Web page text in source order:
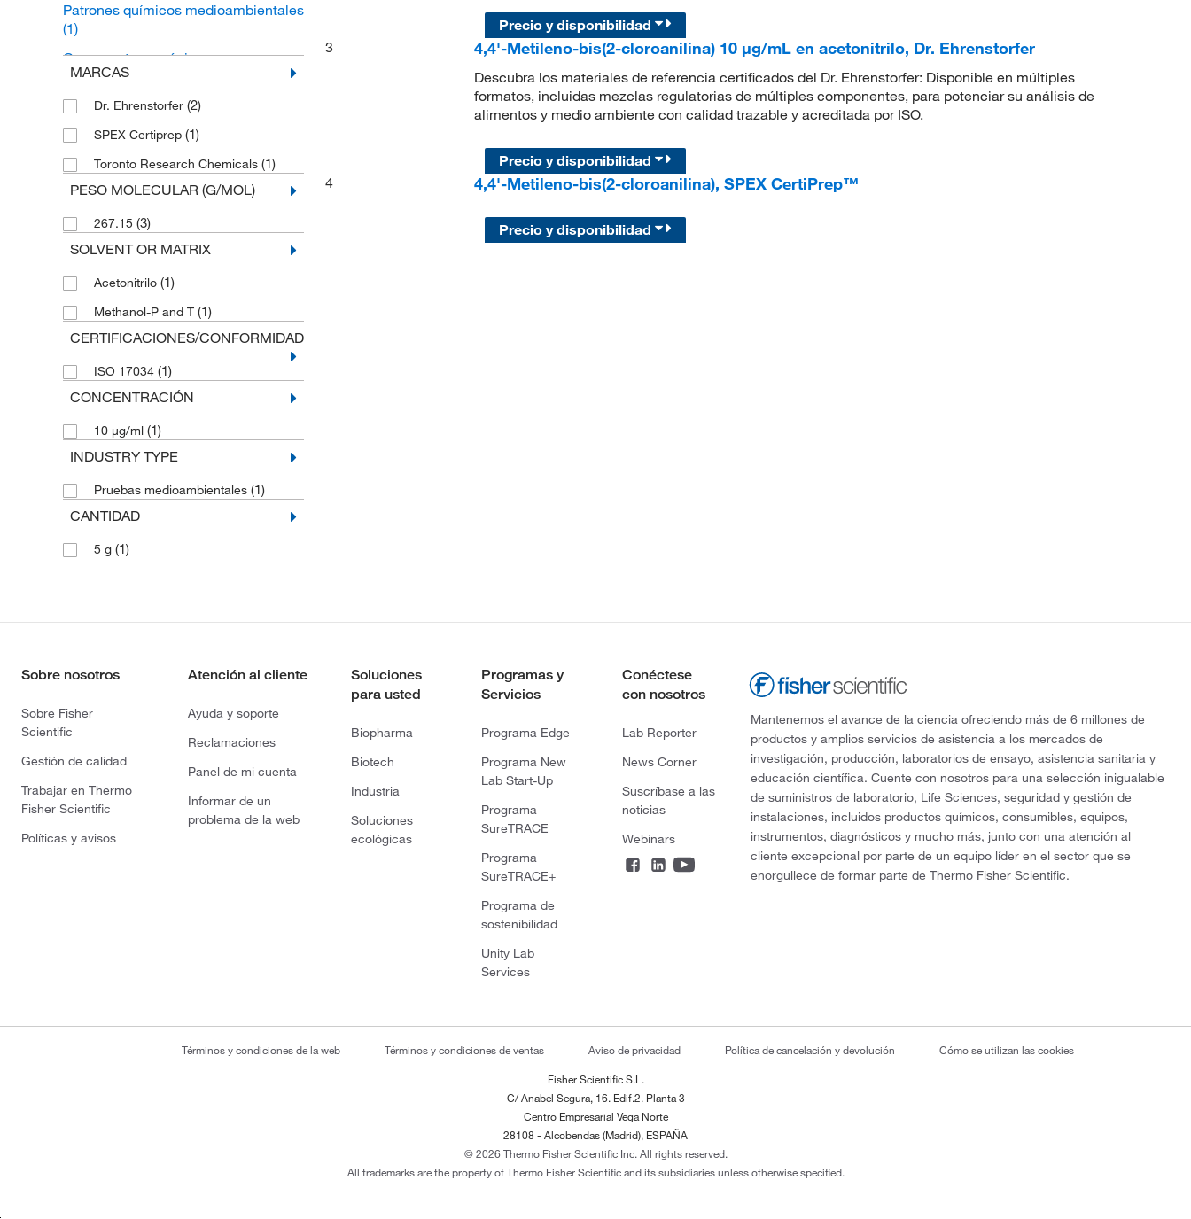
Patrones químicos medioambientales
(1)
Compuestos orgánicos no
clasificados
MARCAS
Dr. Ehrenstorfer (2)
SPEX Certiprep (1)
Toronto Research Chemicals (1)
PESO MOLECULAR (G/MOL)
267.15 (3)
SOLVENT OR MATRIX
Acetonitrilo (1)
Methanol-P and T (1)
CERTIFICACIONES/CONFORMIDAD
ISO 17034 (1)
CONCENTRACIÓN
10 μg/ml (1)
INDUSTRY TYPE
Pruebas medioambientales (1)
CANTIDAD
5 g (1)
Precio y disponibilidad
3
4,4'-Metileno-bis(2-cloroanilina) 10 μg/mL en acetonitrilo, Dr. Ehrenstorfer
Descubra los materiales de referencia certificados del Dr. Ehrenstorfer: Disponible en múltiples
formatos, incluidas mezclas regulatorias de múltiples componentes, para potenciar su análisis de
alimentos y medio ambiente con calidad trazable y acreditada por ISO.
Precio y disponibilidad
4
4,4'-Metileno-bis(2-cloroanilina), SPEX CertiPrep™
Precio y disponibilidad
Sobre nosotros
Sobre Fisher
Scientific
Gestión de calidad
Trabajar en Thermo
Fisher Scientific
Políticas y avisos
Atención al cliente
Ayuda y soporte
Reclamaciones
Panel de mi cuenta
Informar de un
problema de la web
Soluciones
para usted
Biopharma
Biotech
Industria
Soluciones
ecológicas
Programas y
Servicios
Programa Edge
Programa New
Lab Start-Up
Programa
SureTRACE
Programa
SureTRACE+
Programa de
sostenibilidad
Unity Lab
Services
Conéctese
con nosotros
Lab Reporter
News Corner
Suscríbase a las
noticias
Webinars
Mantenemos el avance de la ciencia ofreciendo más de 6 millones de
productos y amplios servicios de asistencia a los mercados de
investigación, producción, laboratorios de ensayo, asistencia sanitaria y
educación científica. Cuente con nosotros para una selección inigualable
de suministros de laboratorio, Life Sciences, seguridad y gestión de
instalaciones, incluidos productos químicos, consumibles, equipos,
instrumentos, diagnósticos y mucho más, junto con una atención al
cliente excepcional por parte de un equipo líder en el sector que se
enorgullece de formar parte de Thermo Fisher Scientific.
Términos y condiciones de la web Términos y condiciones de ventas Aviso de privacidad Política de cancelación y devolución Cómo se utilizan las cookies
Fisher Scientific S.L.
C/ Anabel Segura, 16. Edif.2. Planta 3
Centro Empresarial Vega Norte
28108 - Alcobendas (Madrid), ESPAÑA
© 2026 Thermo Fisher Scientific Inc. All rights reserved.
All trademarks are the property of Thermo Fisher Scientific and its subsidiaries unless otherwise specified.